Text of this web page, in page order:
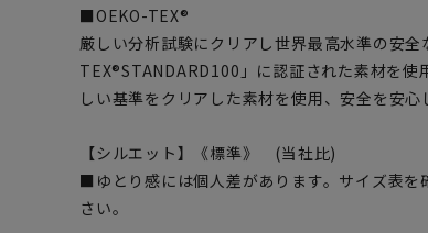
■OEKO-TEX®
厳しい分析試験にクリアし世界最高水準の安
TEX®STANDARD100」に認証された素材を使
しい基準をクリアした素材を使用、安全を安
【シルエット】《標準》 (当社比)
■ゆとり感には個人差があります。サイズ表
さい。